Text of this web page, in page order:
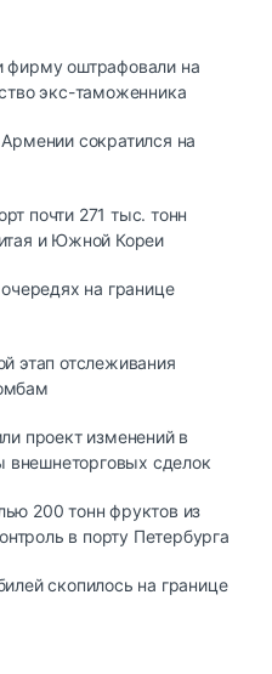
фирму оштрафовали на
экс-таможенника
сократился на
почти 271 тыс. тонн
и Южной Кореи
на границе
этап отслеживания
проект изменений в
сделок
200 тонн фруктов из
в порту Петербурга
скопилось на границе